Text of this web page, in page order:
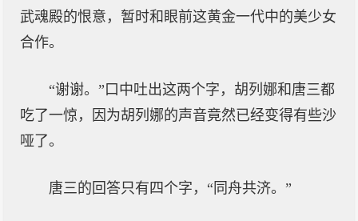
武魂殿的恨意，暂时和眼前这黄金一代中的美少女
合作。
“谢谢。”口中吐出这两个字，胡列娜和唐三都
吃了一惊，因为胡列娜的声音竟然已经变得有些沙
哑了。
唐三的回答只有四个字，“同舟共济。”